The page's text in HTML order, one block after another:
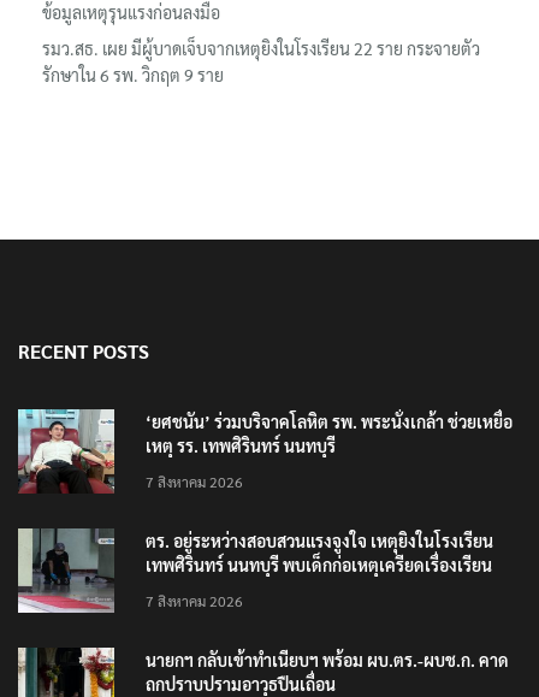
ข้อมูลเหตุรุนแรงก่อนลงมือ
รมว.สธ. เผย มีผู้บาดเจ็บจากเหตุยิงในโรงเรียน 22 ราย กระจายตัว
รักษาใน 6 รพ. วิกฤต 9 ราย
RECENT POSTS
‘ยศชนัน’ ร่วมบริจาคโลหิต รพ. พระนั่งเกล้า ช่วยเหยื่อ
เหตุ รร. เทพศิรินทร์ นนทบุรี
7 สิงหาคม 2026
ตร. อยู่ระหว่างสอบสวนแรงจูงใจ เหตุยิงในโรงเรียน
เทพศิรินทร์ นนทบุรี พบเด็กก่อเหตุเครียดเรื่องเรียน
7 สิงหาคม 2026
นายกฯ กลับเข้าทำเนียบฯ พร้อม ผบ.ตร.-ผบช.ก. คาด
ถกปราบปรามอาวุธปืนเถื่อน